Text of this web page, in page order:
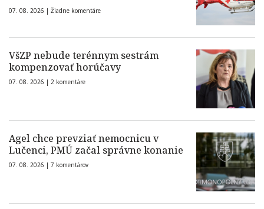
07. 08. 2026 | Žiadne komentáre
VšZP nebude terénnym sestrám
kompenzovať horúčavy
07. 08. 2026 | 2 komentáre
Agel chce prevziať nemocnicu v
Lučenci, PMÚ začal správne konanie
07. 08. 2026 | 7 komentárov